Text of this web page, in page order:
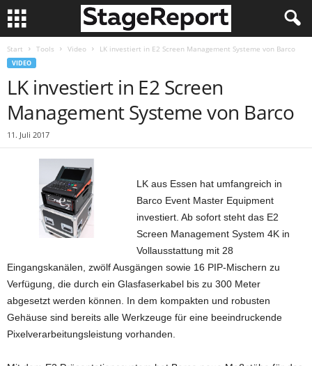
Start Tools Video LK investiert in E2 Screen Management Systeme von Barco
VIDEO
LK investiert in E2 Screen
Management Systeme von Barco
11. Juli 2017
LK aus Essen hat umfangreich in
Barco Event Master Equipment
investiert. Ab sofort steht das E2
Screen Management System 4K in
Vollausstattung mit 28
Eingangskanälen, zwölf Ausgängen sowie 16 PIP-Mischern zu
Verfügung, die durch ein Glasfaserkabel bis zu 300 Meter
abgesetzt werden können. In dem kompakten und robusten
Gehäuse sind bereits alle Werkzeuge für eine beeindruckende
Pixelverarbeitungsleistung vorhanden.